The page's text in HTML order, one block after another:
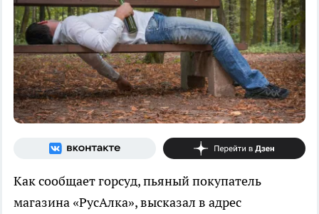
Как сообщает горсуд, пьяный покупатель
магазина «РусАлка», высказал в адрес